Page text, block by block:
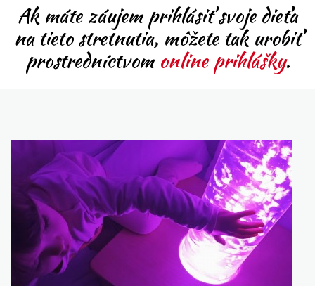
Ak máte záujem prihlásiť svoje dieťa
na tieto stretnutia, môžete tak urobiť
prostredníctvom online prihlášky.